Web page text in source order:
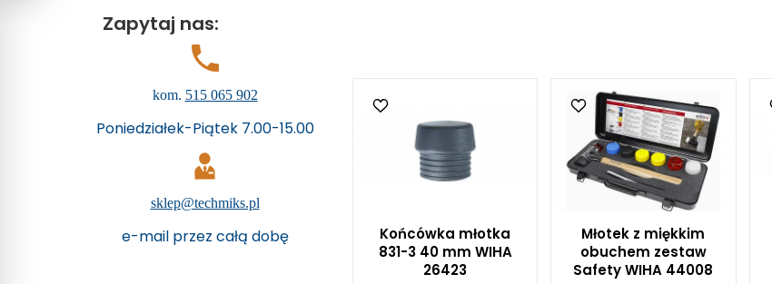
Końcówka młotka
831-3 40 mm WIHA
26423
Młotek z miękkim
obuchem zestaw
Safety WIHA 44008
Zapytaj nas:
kom. 515 065 902
Poniedziałek-Piątek 7.00-15.00
sklep@techmiks.pl
e-mail przez całą dobę